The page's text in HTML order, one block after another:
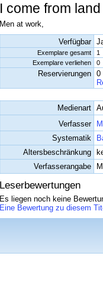
I come from
Men at work,
Verfügbar
Exemplare gesamt
1
Exemplare verliehen
0
Reservierungen 0
Medienart
Verfasser
Systematik
Altersbeschränkung
Verfasserangabe
Leserbewertungen
Es liegen noch keine
Eine Bewertung zu diesem